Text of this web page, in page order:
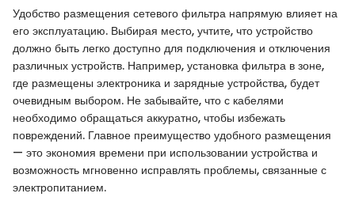
Удобство размещения сетевого фильтра напрямую влияет на
его эксплуатацию. Выбирая место, учтите, что устройство
должно быть легко доступно для подключения и отключения
различных устройств. Например, установка фильтра в зоне,
где размещены электроника и зарядные устройства, будет
очевидным выбором. Не забывайте, что с кабелями
необходимо обращаться аккуратно, чтобы избежать
повреждений. Главное преимущество удобного размещения
— это экономия времени при использовании устройства и
возможность мгновенно исправлять проблемы, связанные с
электропитанием.